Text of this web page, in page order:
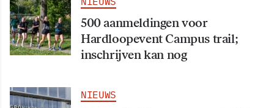
500 aanmeldingen voor
Hardloopevent Campus trail;
inschrijven kan nog
NIEUWS